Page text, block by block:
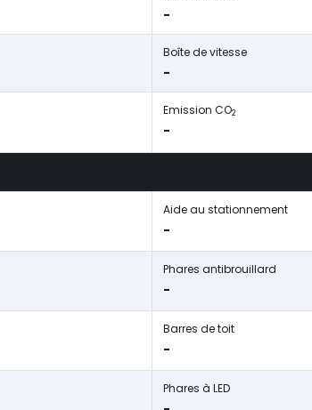
-
Boîte de vitesse
-
Emission CO2
-
Aide au stationnement
-
Phares antibrouillard
-
Barres de toit
-
Phares à LED